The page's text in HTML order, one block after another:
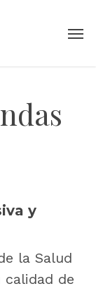
y
la Salud
de